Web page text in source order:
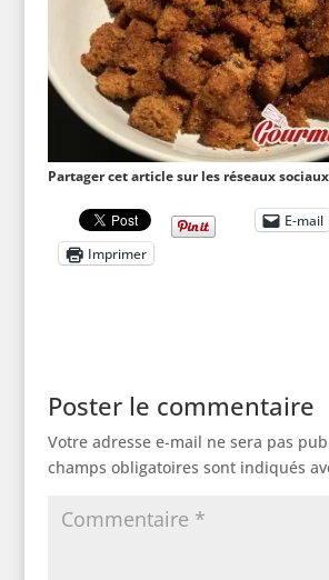
Partager cet article sur les réseaux sociaux
E-mail
Imprimer
Poster le commentaire
Votre adresse e-mail ne sera pas
champs obligatoires sont indiqués